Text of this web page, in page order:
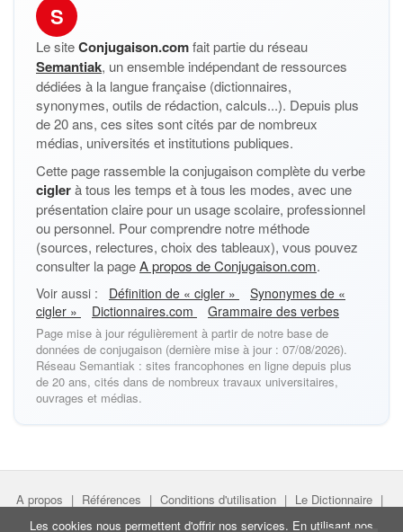
S
Le siteConjugaison.comfait partie du réseau
Semantiak, un ensemble indépendant de ressources
dédiées à la langue française (dictionnaires,
synonymes, outils de rédaction, calculs...). Depuis plus
de 20 ans, ces sites sont cités par de nombreux
médias, universités et institutions publiques.
Cette page rassemble la conjugaison complète du verbe
ciglerà tous les temps et à tous les modes, avec une
présentation claire pour un usage scolaire, professionnel
ou personnel. Pour comprendre notre méthode
(sources, relectures, choix des tableaux), vous pouvez
consulter la pageA propos de Conjugaison.com.
Voir aussi : Définition de « cigler »
Synonymes de «
cigler »
Dictionnaires.com Grammaire des verbes
Page mise à jour régulièrement à partir de notre base de
données de conjugaison (dernière mise à jour : 07/08/2026).
Réseau Semantiak : sites francophones en ligne depuis plus
de 20 ans, cités dans de nombreux travaux universitaires,
ouvrages et médias.
A propos | Références | Conditions d'utilisation | Le Dictionnaire |
Faire un lien | Liens utiles
Les cookies nous permettent d'offrir nos services. En utilisant nos